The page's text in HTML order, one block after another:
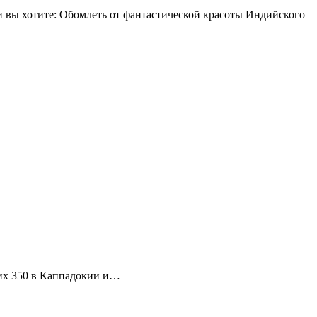
хотите: Обомлеть от фантастической красоты Индийского
350 в Каппадокии и…